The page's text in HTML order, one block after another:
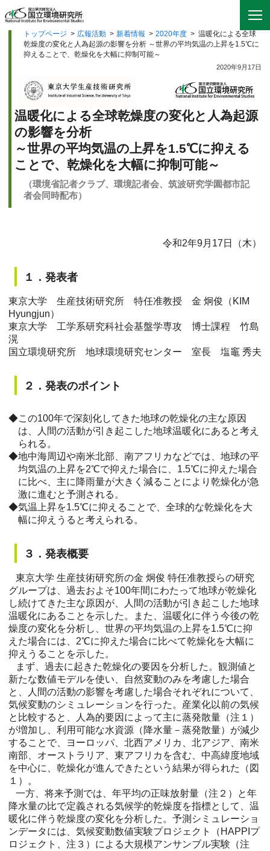
トップページ > 広報活動 > 新着情報 > 2020年度 > 温暖化による全球
乾燥度の変化と人為起源の影響を分析 ～世界の平均気温の上昇を1.5℃に
抑えることで、乾燥化を大幅に抑制可能～
2020年9月17日
温暖化による全球乾燥度の変化と人為起源
の影響を分析
～世界の平均気温の上昇を1.5℃に抑える
ことで、乾燥化を大幅に抑制可能～
（環境省記者クラブ、環境記者会、筑波研究学園都市記
者会同時配布）
令和2年9月17日（木）
１．発表者
東京大学 生産技術研究所 特任准教授 金 炯俊（KIM
Hyungjun）
東京大学 工学系研究科社会基盤学専攻 博士課程 竹島
滉
国立環境研究所 地球環境研究センター 室長 塩竈 秀夫
２．発表のポイント
◆この100年で深刻化してきた地球の乾燥化の主な原因
は、人間の活動が引き起こした地球温暖化にあると考え
られる。
◆地中海周辺や南米北部、南アフリカなどでは、地球の平
均気温の上昇を2℃で抑えた場合に、1.5℃に抑えた場合
に比べ、主に降雨量が大きく減ることにより乾燥化が急
激に進むと予測される。
◆気温上昇を1.5℃に抑えることで、全球的な乾燥化を大
幅に抑えうると考えられる。
３．発表概要
東京大学 生産技術研究所の金 炯俊 特任准教授らの研究
グループは、過去およそ100年間にわたって地球が乾燥化
し続けてきた主な原因が、人間の活動が引き起こした地球
温暖化にあることを示した。また、温暖化に伴う今後の乾
燥度の変化を分析し、世界の平均気温の上昇を1.5℃に抑
えた場合には、2℃に抑えた場合に比べて乾燥化を大幅に
抑えうることを示した。
まず、過去に起きた乾燥化の要因を分析した。観測値と
新たな数値モデルを使い、自然変動のみを考慮した場合
と、人間の活動の影響を考慮した場合それぞれについて、
気候変動のシミュレーションを行った。産業化以前の気候
と比較すると、人為的要因によって主に蒸発散量（注１）
が増加し、利用可能な水資源（降水量－蒸発散量）が減少
することで、ヨーロッパ、北西アメリカ、北アジア、南米
南部、オーストラリア、東アフリカを含む、中高緯度地域
を中心に、乾燥化が進んできたという結果が得られた（図
１）。
一方、将来予測では、年平均の正味放射量（注２）と年
降水量の比で定義される気候学的乾燥度を指標として、温
暖化に伴う乾燥度の変化を分析した。予測シミュレーショ
ンデータには、気候変動数値実験プロジェクト（HAPPIプ
ロジェクト、注３）による大規模アンサンブル実験（注